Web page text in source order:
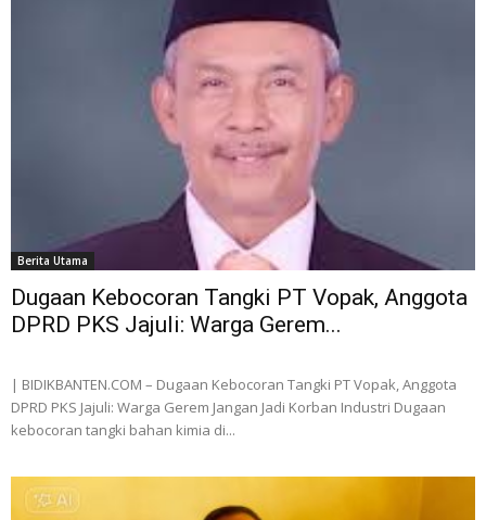
Berita Utama
Dugaan Kebocoran Tangki PT Vopak, Anggota
DPRD PKS Jajuli: Warga Gerem...
| BIDIKBANTEN.COM – Dugaan Kebocoran Tangki PT Vopak, Anggota
DPRD PKS Jajuli: Warga Gerem Jangan Jadi Korban Industri Dugaan
kebocoran tangki bahan kimia di...